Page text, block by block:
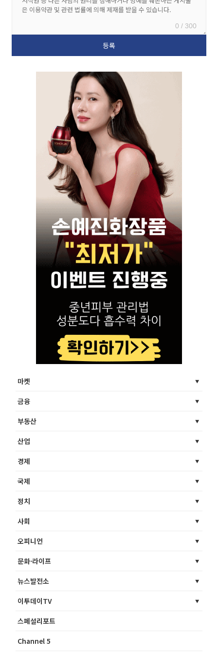
0 / 300
마켓
금융
부동산
산업
경제
국제
정치
사회
오피니언
문화·라이프
뉴스발전소
이투데이TV
스페셜리포트
Channel 5